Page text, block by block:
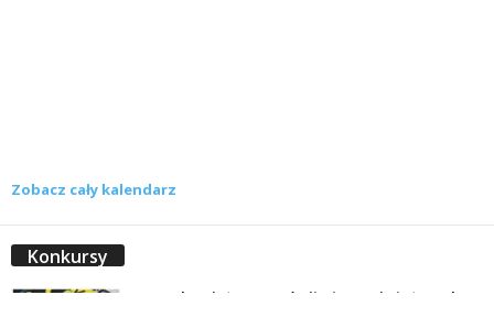
Zobacz cały kalendarz
Konkursy
Zamek Książ przemówił głosami służących.